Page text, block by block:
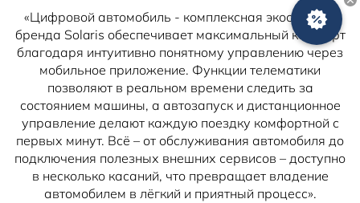
«Цифровой автомобиль - комплексная экосистема
бренда Solaris обеспечивает максимальный комфорт
благодаря интуитивно понятному управлению через
мобильное приложение. Функции телематики
позволяют в реальном времени следить за
состоянием машины, а автозапуск и дистанционное
управление делают каждую поездку комфортной с
первых минут. Всё – от обслуживания автомобиля до
подключения полезных внешних сервисов – доступно
в несколько касаний, что превращает владение
автомобилем в лёгкий и приятный процесс».
О
с
о
б
ы
е
у
с
л
о
в
и
я